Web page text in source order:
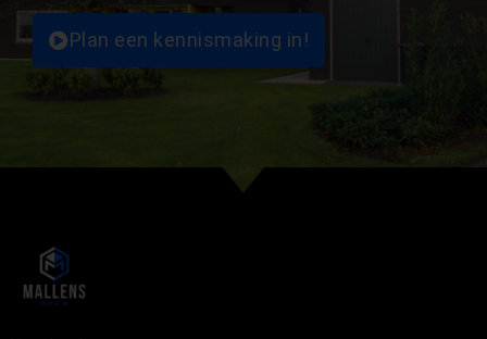
Plan een kennismaking in!